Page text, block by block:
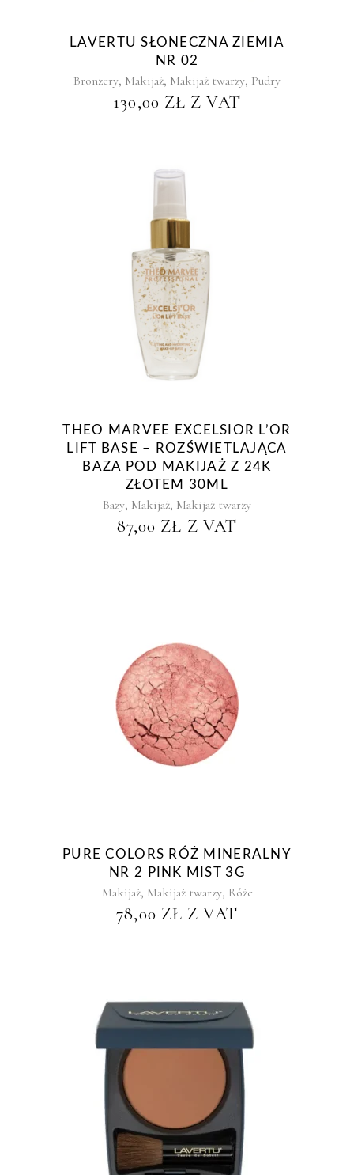
LAVERTU SŁONECZNA ZIEMIA
NR 02
Bronzery, Makijaż, Makijaż twarzy, Pudry
130,00 ZŁ Z VAT
THEO MARVEE EXCELSIOR L’OR
LIFT BASE – ROZŚWIETLAJĄCA
BAZA POD MAKIJAŻ Z 24K
ZŁOTEM 30ML
Bazy, Makijaż, Makijaż twarzy
87,00 ZŁ Z VAT
PURE COLORS RÓŻ MINERALNY
NR 2 PINK MIST 3G
Makijaż, Makijaż twarzy, Róże
78,00 ZŁ Z VAT